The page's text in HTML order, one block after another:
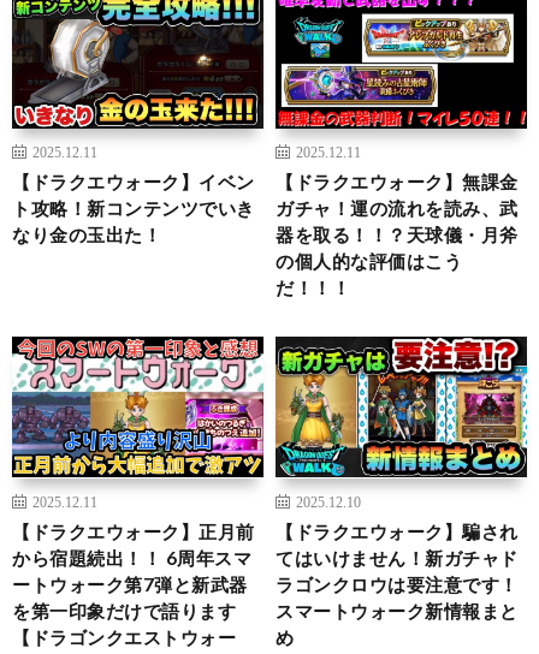
2025.12.11
【ドラクエウォーク】イベン
ト攻略！新コンテンツでいき
なり金の玉出た！
2025.12.11
【ドラクエウォーク】無課金
ガチャ！運の流れを読み、武
器を取る！！？天球儀・月斧
の個人的な評価はこう
だ！！！
2025.12.11
【ドラクエウォーク】正月前
から宿題続出！！ 6周年スマ
ートウォーク第7弾と新武器
を第一印象だけで語ります
【ドラゴンクエストウォー
2025.12.10
【ドラクエウォーク】騙され
てはいけません！新ガチャド
ラゴンクロウは要注意です！
スマートウォーク新情報まと
め